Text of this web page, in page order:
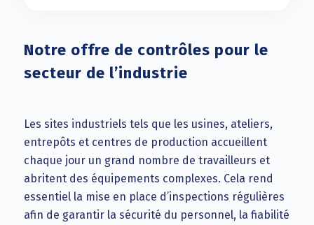
Notre offre de contrôles pour le
secteur de l’industrie
Les sites industriels tels que les usines, ateliers,
entrepôts et centres de production accueillent
chaque jour un grand nombre de travailleurs et
abritent des équipements complexes. Cela rend
essentiel la mise en place d’inspections régulières
afin de garantir la sécurité du personnel, la fiabilité